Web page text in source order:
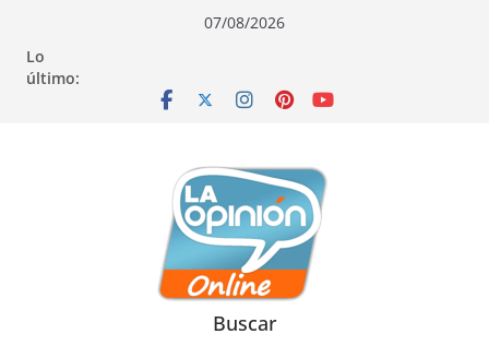
contenido
navegación
contenido
07/08/2026
Lo
último:
Buscar